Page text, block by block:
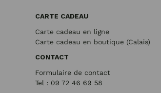
CARTE CADEAU
Carte cadeau en ligne
Carte cadeau en boutique (Calais)
CONTACT
Formulaire de contact
Tel : 09 72 46 69 58